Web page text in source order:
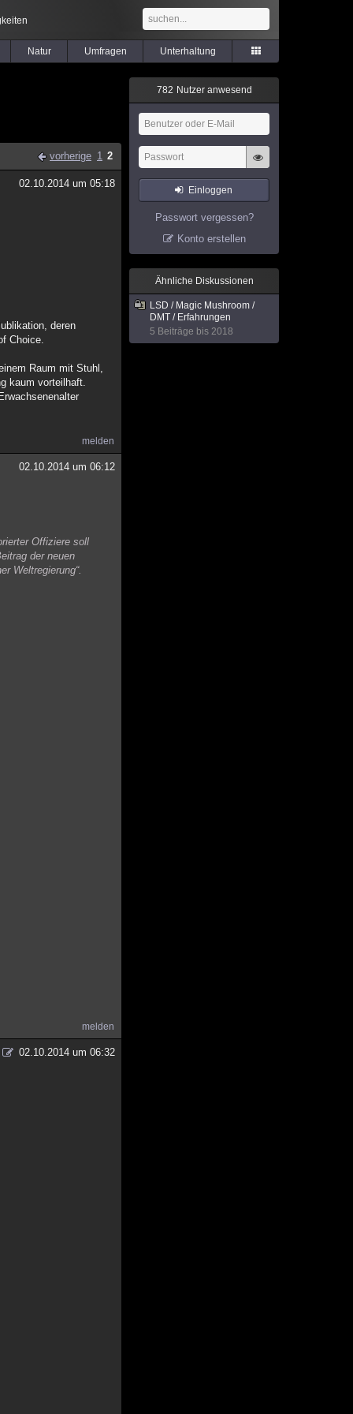
Natur Umfragen Unterhaltung
vorherige 1 2
02.10.2014 um 05:18
deren
Choice.
Raum mit Stuhl,
kaum vorteilhaft.
melden
02.10.2014 um 06:12
Offiziere soll
der neuen
Weltregierung“.
melden
02.10.2014 um 06:32
782 Nutzer anwesend
Einloggen
Passwort vergessen?
Konto erstellen
Ähnliche Diskussionen
LSD / Magic Mushroom /
DMT / Erfahrungen
5 Beiträge bis 2018